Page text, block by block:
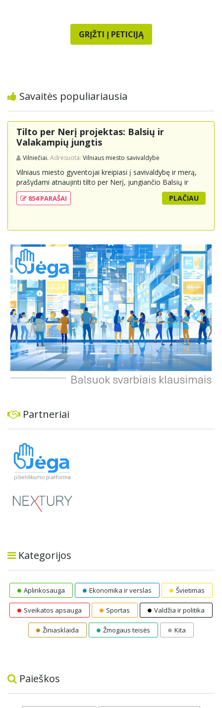
GRĮŽTI Į PETICIJĄ
Savaitės populiariausia
Tilto per Nerį projektas: Balsių ir
Valakampių jungtis
Vilniečiai. Adresuota: Vilniaus miesto savivaldybė
Vilniaus miesto gyventojai kreipiasi į savivaldybę ir merą,
prašydami atnaujinti tilto per Nerį, jungiančio Balsių ir
Valakampių kryptis, projektą ir įtraukti jį į miesto
strateginius susisiekimo planus. Šis tiltas ne tik padėtų
suteikdamas daugiau susisiekimo galimybių tiek
dviratininkams. Gyventojai ragina atlikti techninę,
ekonominę ir transporto analizę, organizuoti viešas
konsultacijas ir integruoti projektą į ilgalaikius miesto
planus, siekiant užtikrinti transporto sistemos patikimumą
ir prisitaikymą prie sparčiai augančio miesto poreikių.
854 PARAŠAI PLAČIAU
Partneriai
Kategorijos
Aplinkosauga Ekonomika ir verslas Švietimas
Sveikatos apsauga Sportas Valdžia ir politika
Žiniasklaida Žmogaus teisės Kita
Paieškos